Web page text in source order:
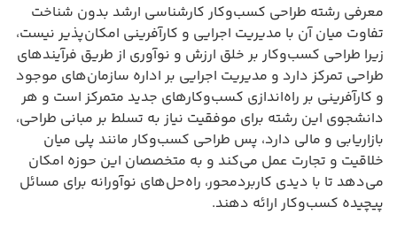
معرفی رشته طراحی کسب‌وکار کارشناسی ارشد بدون شناخت
تفاوت میان آن با مدیریت اجرایی و کارآفرینی امکان‌پذیر نیست،
زیرا طراحی کسب‌وکار بر خلق ارزش و نوآوری از طریق فرآیندهای
طراحی تمرکز دارد و مدیریت اجرایی بر اداره سازمان‌های موجود
و کارآفرینی بر راه‌اندازی کسب‌وکارهای جدید متمرکز است و هر
دانشجوی این رشته برای موفقیت نیاز به تسلط بر مبانی طراحی،
بازاریابی و مالی دارد، پس طراحی کسب‌وکار مانند پلی میان
خلاقیت و تجارت عمل می‌کند و به متخصصان این حوزه امکان
می‌دهد تا با دیدی کاربردمحور، راه‌حل‌های نوآورانه برای مسائل
پیچیده کسب‌وکار ارائه دهند.